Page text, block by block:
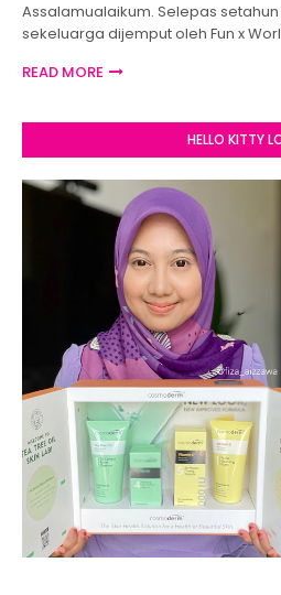
Assalamualaikum. Selepas
sekeluarga dijemput oleh Fun x
READ MORE
HELLO KITTY